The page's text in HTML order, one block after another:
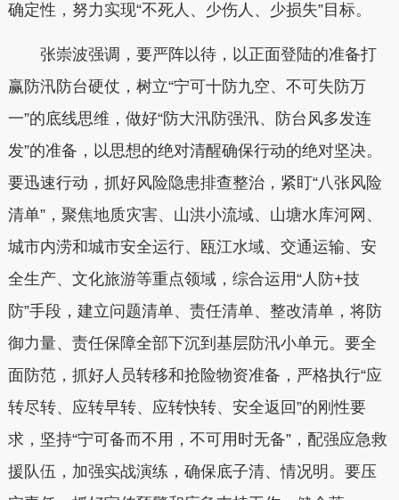
确定性，努力实现“不死人、少伤人、少损失”目标。
张崇波强调， 要严阵以待， 以正面登陆的准备打
赢防汛防台硬仗 ， 树立“宁可十防九空、不可失防万
一”的底线思维，做好“防大汛防强汛、防台风多发连
发”的准备，以思想的绝对清醒确保行动的绝对坚决。
要迅速行动，抓好风险隐患排查整治， 紧盯“八张风险
清单”，聚焦地质灾害、山洪小流域、山塘水库河网、
城市内涝和城市安全运行、瓯江水域、交通运输、安
全生产、文化旅游等重点领域，综合运用“人防+技
防”手段，建立问题清单、责任清单、整改清单，将防
御力量、责任保障全部下沉到基层防汛小单元。 要全
面防范，抓好人员转移和抢险物资准备， 严格执行“应
转尽转、应转早转、应转快转、安全返回”的刚性要
求，坚持“宁可备而不用，不可用时无备”，配强应急救
援队伍，加强实战演练，确保底子清、情况明。 要压